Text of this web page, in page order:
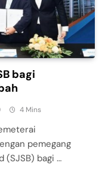
bagi
4 Mins
pemegang
(SJSB) bagi …